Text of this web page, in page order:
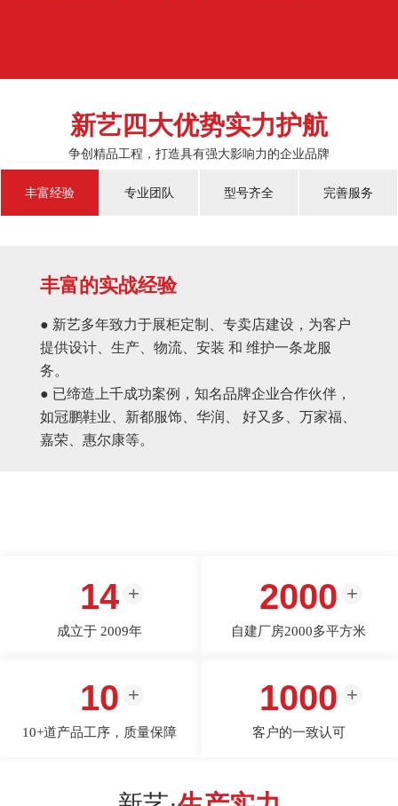
新艺四大优势实力护航
争创精品工程，打造具有强大影响力的企业品牌
丰富经验 专业团队 型号齐全 完善服务
丰富的实战经验
● 新艺多年致力于展柜定制、专卖店建设，为客户
提供设计、生产、物流、安装 和 维护一条龙服
务。
● 已缔造上千成功案例，知名品牌企业合作伙伴，
如冠鹏鞋业、新都服饰、华润、 好又多、万家福、
嘉荣、惠尔康等。
14
成立于 2009年
2000
自建厂房2000多平方米
10
10+道产品工序，质量保障
1000
客户的一致认可